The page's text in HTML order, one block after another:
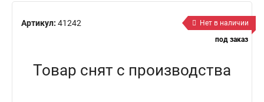
Артикул: 41242
Нет в наличии
под заказ
Товар снят с производства